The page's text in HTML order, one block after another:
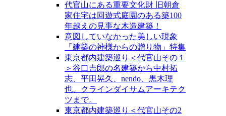
代官山にある重要文化財 旧朝倉
家住宅は回遊式庭園のある築100
年越えの見事な木造建築！
意図していなかった美しい現象
「建築の神様からの贈り物」特集
東京都内建築巡り＜代官山その１
＞谷口吉郎の名建築から中村拓
志、平田晃久、nendo、黒木理
也、クラインダイサムアーキテク
ツまで。
東京都内建築巡り＜代官山その2